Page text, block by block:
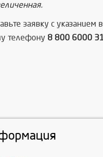
заявку с указанием
телефону 8 800 6000